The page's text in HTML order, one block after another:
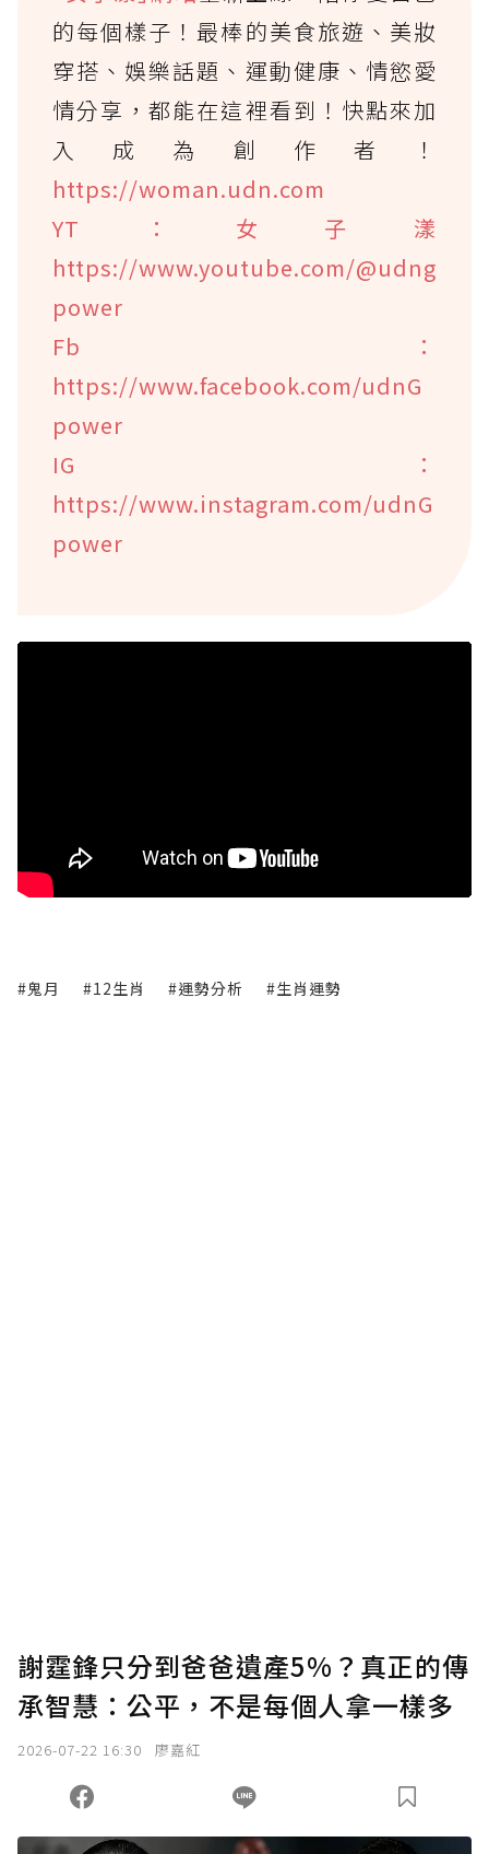
的每個樣子！最棒的美食旅遊、美妝
穿搭、娛樂話題、運動健康、情慾愛
情分享，都能在這裡看到！快點來加
入成為創作者！
https://woman.udn.com
YT：女子漾
https://www.youtube.com/@udng
power
Fb：
https://www.facebook.com/udnG
power
IG：
https://www.instagram.com/udnG
power
#鬼月 #12生肖 #運勢分析 #生肖運勢
謝霆鋒只分到爸爸遺產5%？真正的傳
承智慧：公平，不是每個人拿一樣多
2026-07-22 16:30 廖嘉紅